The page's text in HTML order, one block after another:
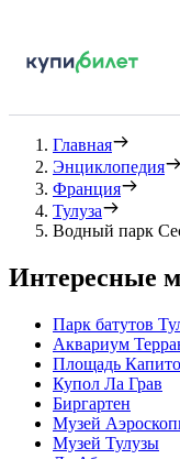
Главная
Энциклопедия
Франция
Тулуза
Водный парк
Интересные
Парк батутов
Аквариум
Площадь
Купол Ла Грав
Биргартен
Музей
Музей Тулузы